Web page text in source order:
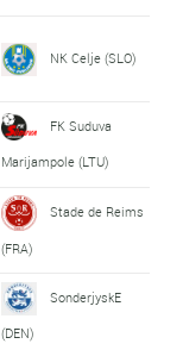
NK Celje (SLO)
FK Suduva
Marijampole (LTU)
Stade de Reims
(FRA)
SonderjyskE
(DEN)